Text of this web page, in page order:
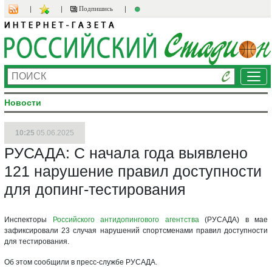
Подпишись
Новости
10:25 05.06.2025
РУСАДА: С начала года выявлено
121 нарушение правил доступности
для допинг-тестирования
Инспекторы Российского антидопингового агентства(РУСАДА) в мае
зафиксировали 23 случая нарушений спортсменами правил доступности
для тестирования.
Об этом сообщили в пресс-службе РУСАДА.